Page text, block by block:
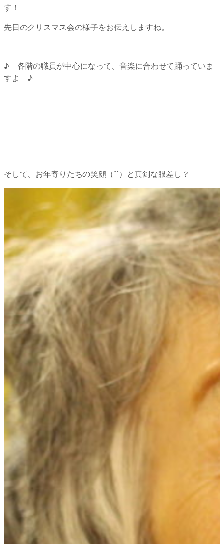
す！
先日のクリスマス会の様子をお伝えしますね。
♪ 各階の職員が中心になって、音楽に合わせて踊っていま
すよ ♪
そして、お年寄りたちの笑顔（ˆˆ）と真剣な眼差し？